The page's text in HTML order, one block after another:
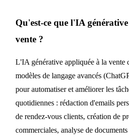
Qu'est-ce que l'IA
vente ?
L'IA générative appliquée à la vente
modèles de langage avancés
pour automatiser et améliorer les
quotidiennes : rédaction d'emails
de rendez-vous clients, création de
commerciales, analyse de